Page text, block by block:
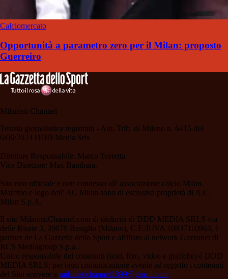
Calciomercato
Opportunità a parametro zero per il Milan: proposto
Guerreiro
Milanisti Channel
Testata giornalistica registrata - Aut. Trib. di Milano n. 6415 del
6/06/2024 DDD Media Srls
Direttore Responsabile: Marco Torretta
Vice Direttore: Max Bambara.
Sito non ufficiale e non connesso all' associazione calcio Milan.
Marchio e logo dell' AC Milan sono di esclusiva proprietà di A.C.
Milan S.p.A.
Il sito MilanistiChannel.com di titolarità di DDD MEDIA SRLS via
delle Risaie 3, 20079 Basiglio (Milano), C.F./P.IVA 10837110963, è
partner de La Gazzetta dello Sport e affiliato al network Gazzanet di
RCS Mediagroup S.p.a..
Unico responsabile dei contenuti (testi, foto, video e grafiche) è DDD
MEDIA SRLS; per ogni comunicazione avente ad oggetto i contenuti
del Sito scrivere a milanistichannel1899@gmail.com